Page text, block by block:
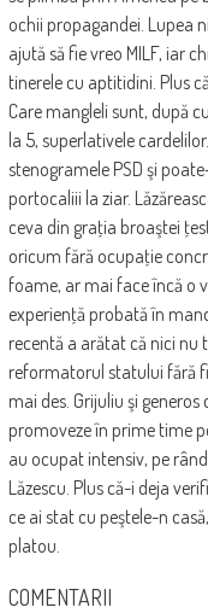
ochii propagandei. Lupea
ajută să fie vreo MILF, iar
tinerele cu aptitidini. Plus
Care mangleli sunt, după
la 5, superlativele
stenogramele PSD şi
portocaliii la ziar.
ceva din graţia broaştei
oricum fără ocupaţie
foame, ar mai face încă o
experienţă probată în
recentă a arătat că nici nu
reformatorul statului fără
mai des. Grijuliu şi
promoveze în prime time
au ocupat intensiv, pe
Lăzescu. Plus că-i deja
ce ai stat cu peştele-n
platou.
COMENTARII